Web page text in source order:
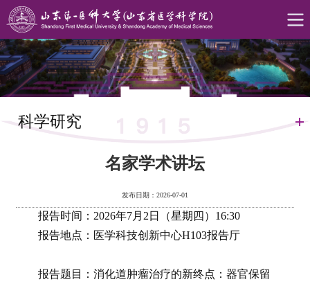
科学研究
名家学术讲坛
发布日期：2026-07-01
报告时间：2026年7月2日（星期四）16:30
报告地点：医学科技创新中心H103报告厅
报告题目：消化道肿瘤治疗的新终点：器官保留